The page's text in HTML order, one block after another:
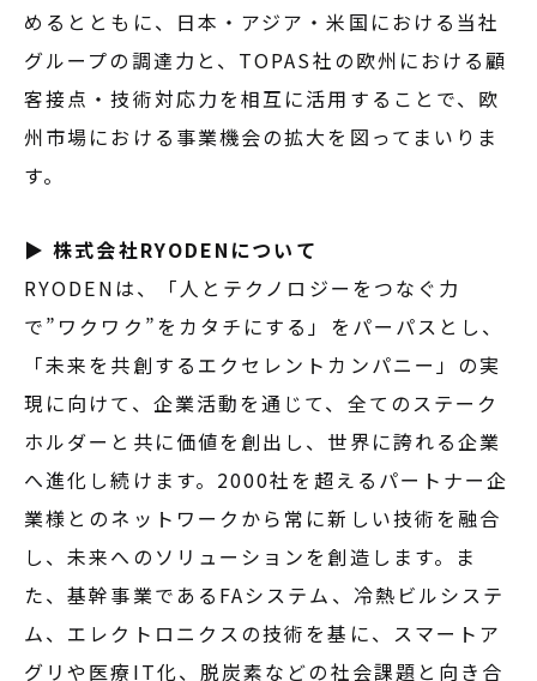
めるとともに、日本・アジア・米国における当社
グループの調達力と、TOPAS社の欧州における顧
客接点・技術対応力を相互に活用することで、欧
州市場における事業機会の拡大を図ってまいりま
す。
▶ 株式会社RYODENについて
RYODENは、「人とテクノロジーをつなぐ力
で”ワクワク”をカタチにする」をパーパスとし、
「未来を共創するエクセレントカンパニー」の実
現に向けて、企業活動を通じて、全てのステーク
ホルダーと共に価値を創出し、世界に誇れる企業
へ進化し続けます。2000社を超えるパートナー企
業様とのネットワークから常に新しい技術を融合
し、未来へのソリューションを創造します。ま
た、基幹事業であるFAシステム、冷熱ビルシステ
ム、エレクトロニクスの技術を基に、スマートア
グリや医療IT化、脱炭素などの社会課題と向き合